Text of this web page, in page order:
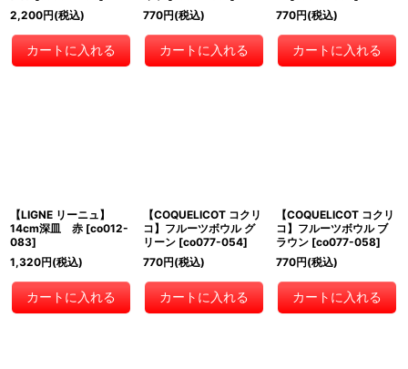
2,200円(税込)
カートに入れる
770円(税込)
カートに入れる
770円(税込)
カートに入れる
【LIGNE リーニュ】
14cm深皿 赤 [co012-
083]
1,320円(税込)
カートに入れる
【COQUELICOT コクリ
コ】フルーツボウル グ
リーン [co077-054]
770円(税込)
カートに入れる
【COQUELICOT コクリ
コ】フルーツボウル ブ
ラウン [co077-058]
770円(税込)
カートに入れる